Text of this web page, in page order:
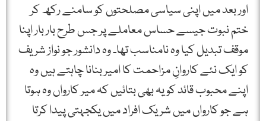
اور بعد میں اپنی سیاسی مصلحتوں کو سامنے رکھ کر
ختم نبوت جیسے حساس معاملے پر جس طرح بار بار اپنا
موقف تبدیل کیا وہ نامناسب تھا۔ وہ دانشور جو نواز شریف
کو ایک نئے کاروانِ مزاحمت کا امیر بنانا چاہتے ہیں وہ
اپنے محبوب قائد کو یہ بھی بتائیں کہ میر کارواں وہ ہوتا
ہے جو کارواں میں شریک افراد میں یکجہتی پیدا کرتا